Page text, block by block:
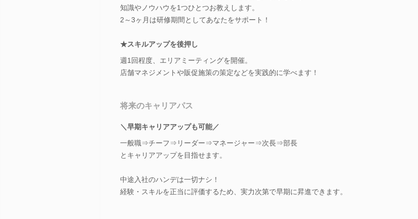
知識やノウハウを1つひとつお教えします。
2～3ヶ月は研修期間としてあなたをサポート！
★スキルアップを後押し
週1回程度、エリアミーティングを開催。
店舗マネジメントや販促施策の策定などを実践的に学べます！
将来のキャリアパス
＼早期キャリアアップも可能／
一般職⇒チーフ⇒リーダー⇒マネージャー⇒次長⇒部長
とキャリアアップを目指せます。
中途入社のハンデは一切ナシ！
経験・スキルを正当に評価するため、実力次第で早期に昇進できます。